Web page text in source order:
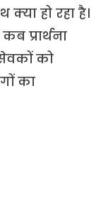
हो रहा है।
प्रार्थना
को
का